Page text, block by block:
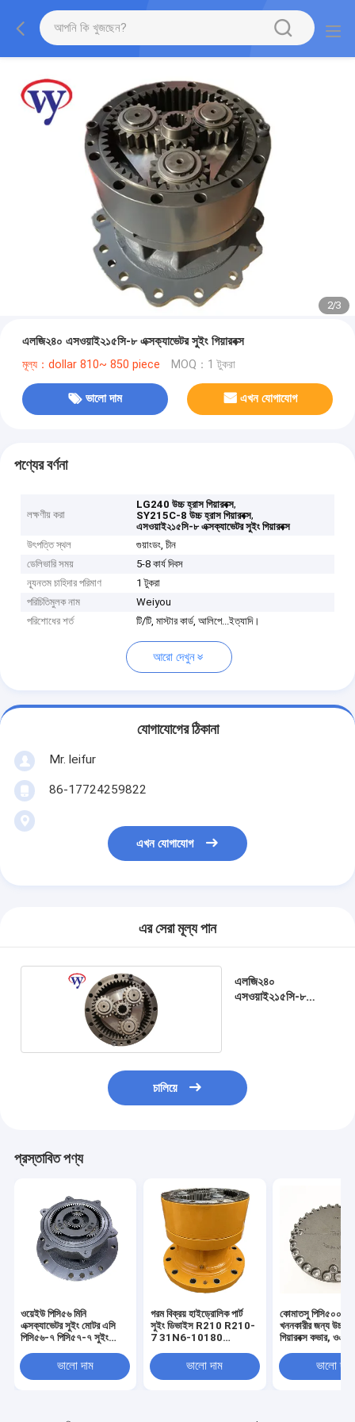
2/3
এলজি২৪০ এসওয়াই২১৫সি-৮ এক্সক্যাভেটর সুইং গিয়ারবক্স
মূল্য：dollar 810~ 850 piece MOQ：1 টুকরা
ভালো দাম এখন যোগাযোগ
পণ্যের বর্ণনা
লক্ষণীয় করা
LG240 উচ্চ হ্রাস গিয়ারবক্স,
SY215C-8 উচ্চ হ্রাস গিয়ারবক্স,
এসওয়াই২১৫সি-৮ এক্সক্যাভেটর সুইং গিয়ারবক্স
উৎপত্তি স্থল
গুয়াংডং, চীন
ডেলিভারি সময়
5-8 কার্য দিবস
ন্যূনতম চাহিদার পরিমাণ
1 টুকরা
পরিচিতিমুলক নাম
Weiyou
পরিশোধের শর্ত
টি/টি, মাস্টার কার্ড, আলিপে...ইত্যাদি।
আরো দেখুন
যোগাযোগের ঠিকানা
Mr. leifur
86-17724259822
এখন যোগাযোগ
এর সেরা মূল্য পান
এলজি২৪০
এসওয়াই২১৫সি-৮
চালিয়ে
প্রস্তাবিত পণ্য
ওয়েইউ পিসি৫৬ মিনি
এক্সক্যাভেটর সুইং মোটর এসি
পিসি৫৬-৭ পিসি৫৭-৭ সুইং
২২এইচ-৬০-১৩২০১ সুইং
গিয়ারবক্স
ভালো দাম
গরম বিক্রয় হাইড্রোলিক পার্ট
সুইং ডিভাইস R210 R210-
7 31N6-10180
Reduction Gearbox
ভালো দাম
কোমাতসু পিসি৫০০-
খননকারীর জন্য উচ্চ-
গিয়ারবক্স কভার, ওএম
ভালো দাম